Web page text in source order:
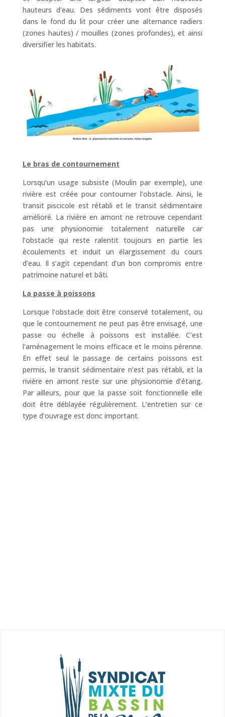
hauteurs d’eau. Des sédiments vont être disposés
dans le fond du lit pour créer une alternance radiers
(zones hautes) / mouilles (zones profondes), et ainsi
diversifier les habitats.
Le bras de contournement
Lorsqu’un usage subsiste (Moulin par exemple), une
rivière est créée pour contourner l’obstacle. Ainsi, le
transit piscicole est rétabli et le transit sédimentaire
amélioré. La rivière en amont ne retrouve cependant
pas une physionomie totalement naturelle car
l’obstacle qui reste ralentit toujours en partie les
écoulements et induit un élargissement du cours
d’eau. Il s’agit cependant d’un bon compromis entre
patrimoine naturel et bâti.
La passe à poissons
Lorsque l’obstacle doit être conservé totalement, ou
que le contournement ne peut pas être envisagé, une
passe ou échelle à poissons est installée. C’est
l’aménagement le moins efficace et le moins pérenne.
En effet seul le passage de certains poissons est
permis, le transit sédimentaire n’est pas rétabli, et la
rivière en amont reste sur une physionomie d’étang.
Par ailleurs, pour que la passe soit fonctionnelle elle
doit être déblayée régulièrement. L’entretien sur ce
type d’ouvrage est donc important.